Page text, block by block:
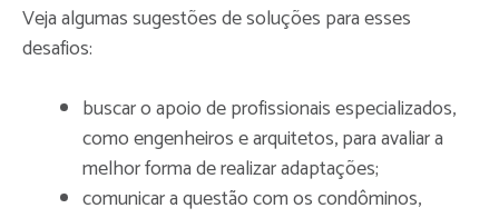
Veja algumas sugestões de soluções para esses
desafios:
buscar o apoio de profissionais especializados,
como engenheiros e arquitetos, para avaliar a
melhor forma de realizar adaptações;
comunicar a questão com os condôminos,